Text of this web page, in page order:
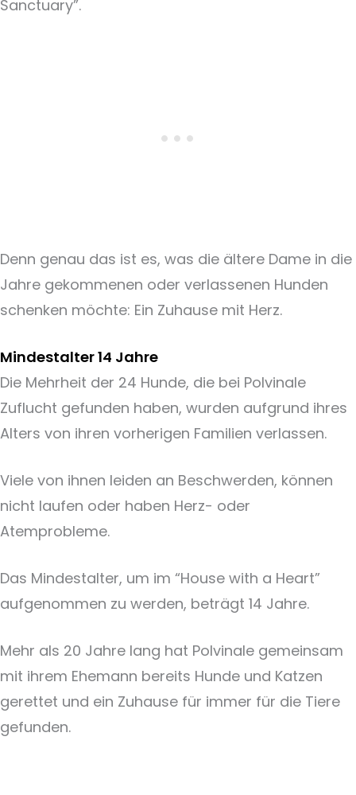
Sanctuary”.
Denn genau das ist es, was die ältere Dame in die
Jahre gekommenen oder verlassenen Hunden
schenken möchte: Ein Zuhause mit Herz.
Mindestalter 14 Jahre
Die Mehrheit der 24 Hunde, die bei Polvinale
Zuflucht gefunden haben, wurden aufgrund ihres
Alters von ihren vorherigen Familien verlassen.
Viele von ihnen leiden an Beschwerden, können
nicht laufen oder haben Herz- oder
Atemprobleme.
Das Mindestalter, um im “House with a Heart”
aufgenommen zu werden, beträgt 14 Jahre.
Mehr als 20 Jahre lang hat Polvinale gemeinsam
mit ihrem Ehemann bereits Hunde und Katzen
gerettet und ein Zuhause für immer für die Tiere
gefunden.